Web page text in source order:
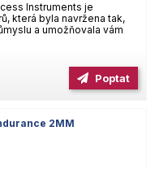
Instruments je
která byla navržena tak,
a umožňovala vám
Poptat
2MM